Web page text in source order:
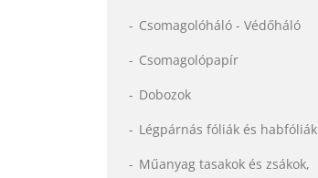
Csomagolóháló - Védőháló
Csomagolópapír
Dobozok
Légpárnás fóliák és habfóliák
Műanyag tasakok és zsákok,